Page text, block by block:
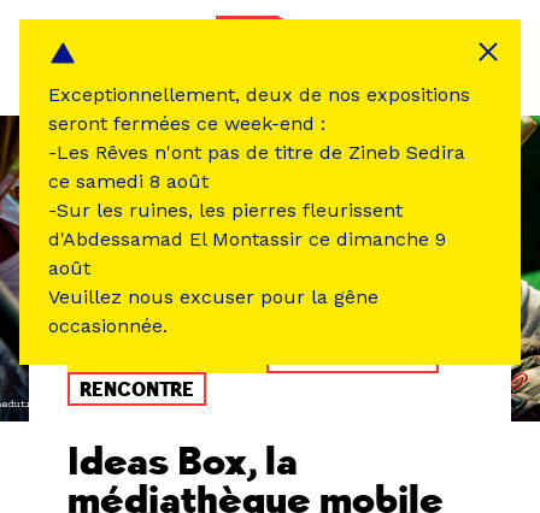
RENCONTRE
Ideas Box, la
médiathèque mobile
Exceptionnellement, deux de nos expositions
seront fermées ce week-end :
-Les Rêves n'ont pas de titre de Zineb Sedira
ce samedi 8 août
-Sur les ruines, les pierres fleurissent
d'Abdessamad El Montassir ce dimanche 9
août
Veuillez nous excuser pour la gêne
occasionnée.
Panneau de gestion des cookies